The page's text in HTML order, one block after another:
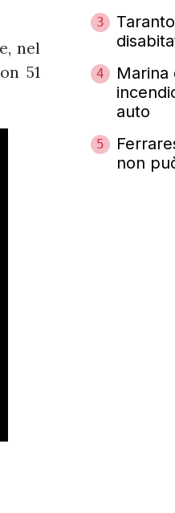
nel
51
3
4
Marina
auto
5
non